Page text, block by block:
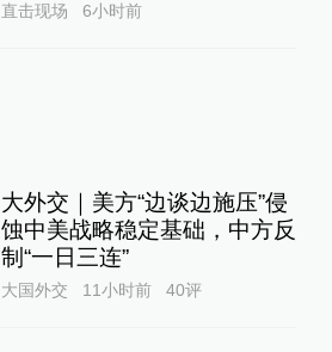
直击现场 6小时前
大外交｜美方“边谈边施压”侵
蚀中美战略稳定基础，中方反
制“一日三连”
大国外交 11小时前 40评